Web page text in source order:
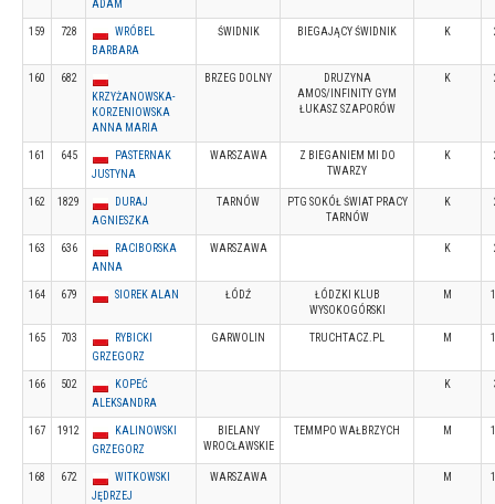
ADAM
159 728
WRÓBEL
BARBARA
ŚWIDNIK BIEGAJĄCY ŚWIDNIK K
160
682
KRZYŻANOWSKA-
KORZENIOWSKA
ANNA MARIA
BRZEG DOLNY
DRUZYNA
AMOS/INFINITY GYM
ŁUKASZ SZAPORÓW
K
161 645
PASTERNAK
JUSTYNA
WARSZAWA
Z BIEGANIEM MI DO
TWARZY
K
162 1829
DURAJ
AGNIESZKA
TARNÓW
PTG SOKÓŁ ŚWIAT PRACY
TARNÓW
K
163 636
RACIBORSKA
ANNA
WARSZAWA K
164 679 SIOREK ALAN ŁÓDŹ
ŁÓDZKI KLUB
WYSOKOGÓRSKI
M
165 703
RYBICKI
GRZEGORZ
GARWOLIN TRUCHTACZ.PL M
166 502
KOPEĆ
ALEKSANDRA
K
167 1912
KALINOWSKI
GRZEGORZ
BIELANY
WROCŁAWSKIE
TEMMPO WAŁBRZYCH M
168 672
WITKOWSKI
JĘDRZEJ
WARSZAWA M